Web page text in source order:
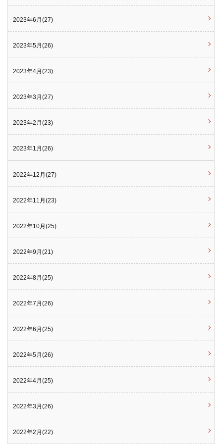
2023年6月(27)
2023年5月(26)
2023年4月(23)
2023年3月(27)
2023年2月(23)
2023年1月(26)
2022年12月(27)
2022年11月(23)
2022年10月(25)
2022年9月(21)
2022年8月(25)
2022年7月(26)
2022年6月(25)
2022年5月(26)
2022年4月(25)
2022年3月(26)
2022年2月(22)